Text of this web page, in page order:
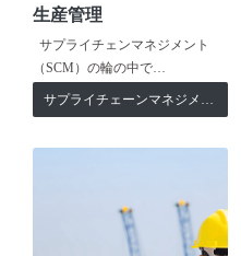
生産管理
サプライチェンマネジメント
（SCM）の輪の中で…
サプライチェーンマネジメント